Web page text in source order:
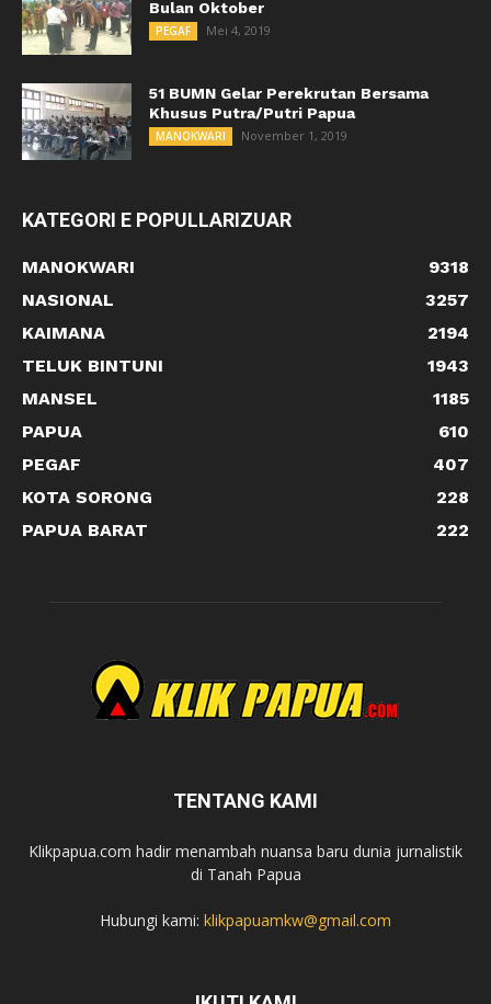
Bulan Oktober
PEGAF Mei 4, 2019
51 BUMN Gelar Perekrutan Bersama
Khusus Putra/Putri Papua
MANOKWARI November 1, 2019
KATEGORI E POPULLARIZUAR
MANOKWARI
9318
NASIONAL
3257
KAIMANA
2194
TELUK BINTUNI
1943
MANSEL
1185
PAPUA
610
PEGAF
407
KOTA SORONG
228
PAPUA BARAT
222
TENTANG KAMI
Klikpapua.com hadir menambah nuansa baru dunia jurnalistik
di Tanah Papua
Hubungi kami: klikpapuamkw@gmail.com